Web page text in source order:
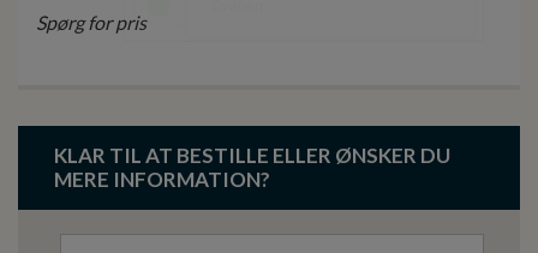
Spørg for pris
KLAR TIL AT BESTILLE ELLER ØNSKER DU
MERE INFORMATION?